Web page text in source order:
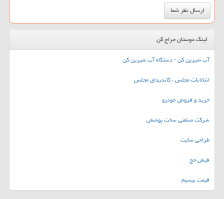
لینک دوستان حراج کن
آب شیرین کن - دستگاه آب شیرین کن
انتخابات مجلس ، کاندیدای مجلس
خرید و فروش خودرو
شرکت صنعتی سخت پوشش
طراحی سایت
فیش حج
قیمت بیسیم